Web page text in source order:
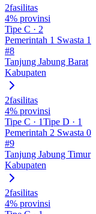
2fasilitas
4% provinsi
Tipe C · 2
Pemerintah 1 Swasta 1
#8
Tanjung Jabung Barat
Kabupaten
2fasilitas
4% provinsi
Tipe C · 1Tipe D · 1
Pemerintah 2 Swasta 0
#9
Tanjung Jabung Timur
Kabupaten
2fasilitas
4% provinsi